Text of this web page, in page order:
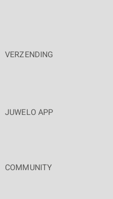
VERZENDING
JUWELO APP
COMMUNITY